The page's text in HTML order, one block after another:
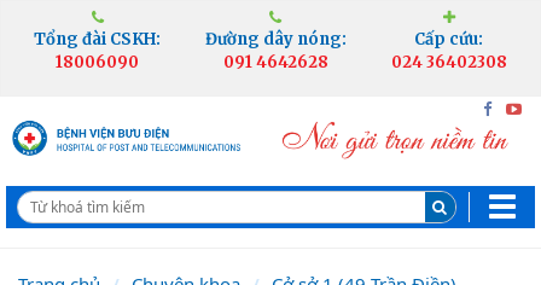
Tổng đài CSKH:
18006090
Đường dây nóng:
091 4642628
Cấp cứu:
024 36402308